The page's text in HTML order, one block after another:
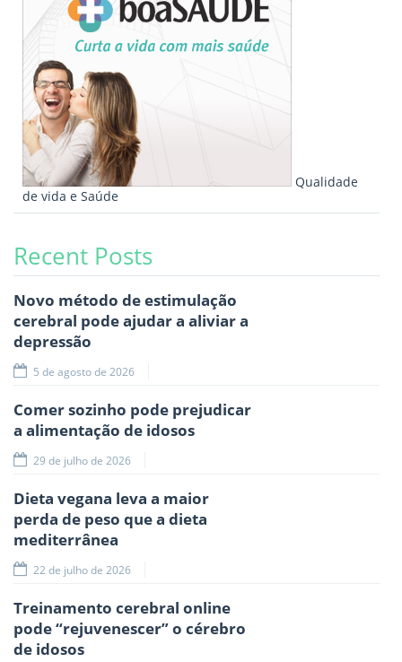
Qualidade
de vida e Saúde
Recent Posts
Novo método de estimulação
cerebral pode ajudar a aliviar a
depressão
5 de agosto de 2026
Comer sozinho pode prejudicar
a alimentação de idosos
29 de julho de 2026
Dieta vegana leva a maior
perda de peso que a dieta
mediterrânea
22 de julho de 2026
Treinamento cerebral online
pode “rejuvenescer” o cérebro
de idosos